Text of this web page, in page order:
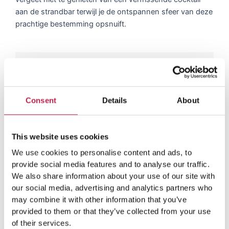
Consent Details About
This website uses cookies
We use cookies to personalise content and ads, to
provide social media features and to analyse our traffic.
We also share information about your use of our site with
our social media, advertising and analytics partners who
may combine it with other information that you’ve
provided to them or that they’ve collected from your use
of their services.
aan de strandbar terwijl je de ontspannen sfeer van deze
prachtige bestemming opsnuift.
Duik in de laatste
avonturen van onze villa
gasten
Rianne Westerveen
Casa Mar
e
e
s
v
e
r
e
Heerlijk huis op een fijne plek!
V
o
r
i
g
V
o
g